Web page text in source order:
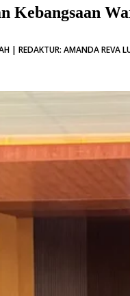
Kebangsaan
| REDAKTUR: AMANDA REVA